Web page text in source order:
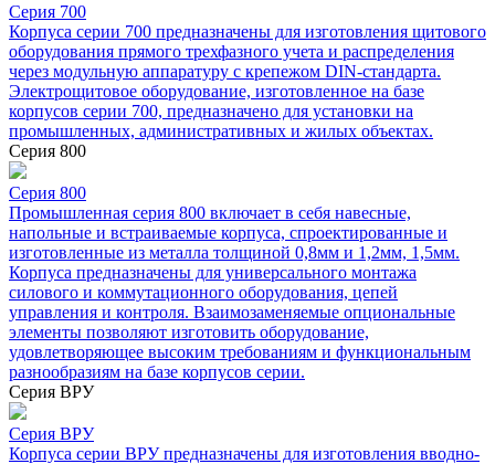
Серия 700
Корпуса серии 700 предназначены для изготовления щитового
оборудования прямого трехфазного учета и распределения
через модульную аппаратуру с крепежом DIN-стандарта.
Электрощитовое оборудование, изготовленное на базе
корпусов серии 700, предназначено для установки на
промышленных, административных и жилых объектах.
Серия 800
Серия 800
Промышленная серия 800 включает в себя навесные,
напольные и встраиваемые корпуса, спроектированные и
изготовленные из металла толщиной 0,8мм и 1,2мм, 1,5мм.
Корпуса предназначены для универсального монтажа
силового и коммутационного оборудования, цепей
управления и контроля. Взаимозаменяемые опциональные
элементы позволяют изготовить оборудование,
удовлетворяющее высоким требованиям и функциональным
разнообразиям на базе корпусов серии.
Серия ВРУ
Серия ВРУ
Корпуса серии ВРУ предназначены для изготовления вводно-